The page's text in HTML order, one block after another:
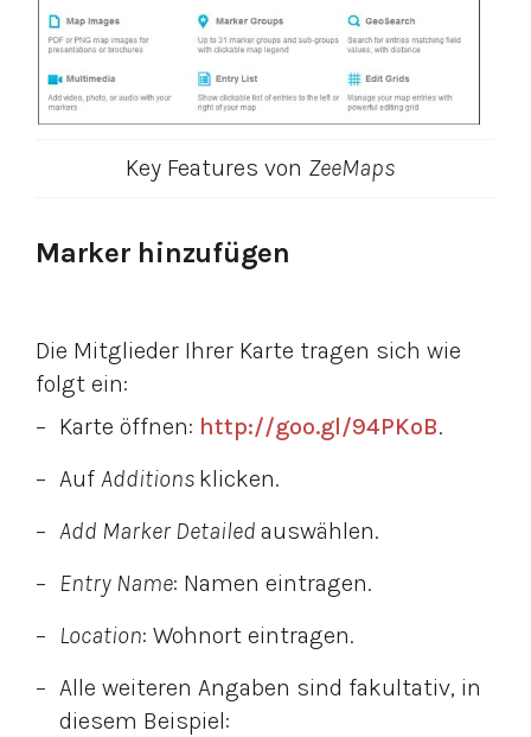
Key Features von ZeeMaps
Marker hinzufügen
Die Mitglieder Ihrer Karte tragen sich wie
folgt ein:
Karte öffnen: http://goo.gl/94PKoB.
Auf Additions klicken.
Add Marker Detailed auswählen.
Entry Name: Namen eintragen.
Location: Wohnort eintragen.
Alle weiteren Angaben sind fakultativ, in
diesem Beispiel: